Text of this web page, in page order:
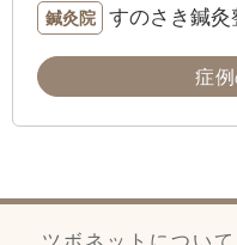
鍼灸院 すのさき鍼灸
症
ツボネットについて